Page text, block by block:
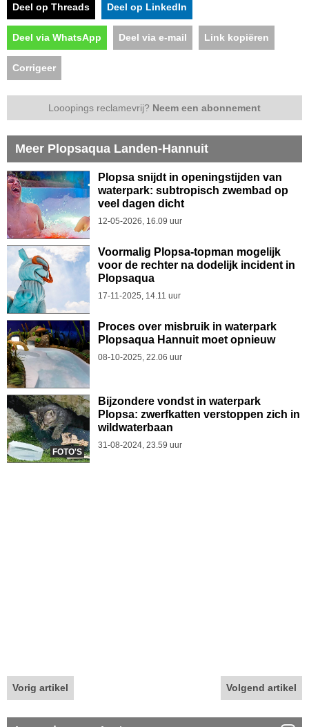
Deel op Threads Deel op LinkedIn
Deel via WhatsApp Deel via e-mail Link kopiëren
Corrigeer
Looopings reclamevrij? Neem een abonnement
Meer Plopsaqua Landen-Hannuit
Plopsa snijdt in openingstijden van
waterpark: subtropisch zwembad op
veel dagen dicht
12-05-2026, 16.09 uur
Voormalig Plopsa-topman mogelijk
voor de rechter na dodelijk incident in
Plopsaqua
17-11-2025, 14.11 uur
Proces over misbruik in waterpark
Plopsaqua Hannuit moet opnieuw
08-10-2025, 22.06 uur
FOTO'S
Bijzondere vondst in waterpark
Plopsa: zwerfkatten verstoppen zich in
wildwaterbaan
31-08-2024, 23.59 uur
Vorig artikel Volgend artikel